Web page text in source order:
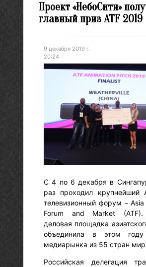
Проект «НебоСити»
главный приз ATF 2019
9 декабря 2019 г.
20:24
С 4 по 6 декабря в
раз проходил крупнейший
телевизионный форум – Asia
Forum and Market (ATF).
деловая площадка
объединила в этом году
медиарынка из 55 стран
Российская делегация